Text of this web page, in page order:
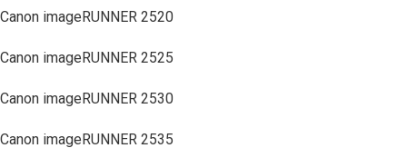
Canon imageRUNNER 2520
Canon imageRUNNER 2525
Canon imageRUNNER 2530
Canon imageRUNNER 2535